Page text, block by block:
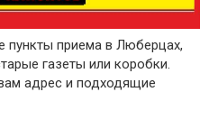
пункты приема в Люберцах,
газеты или коробки.
адрес и подходящие